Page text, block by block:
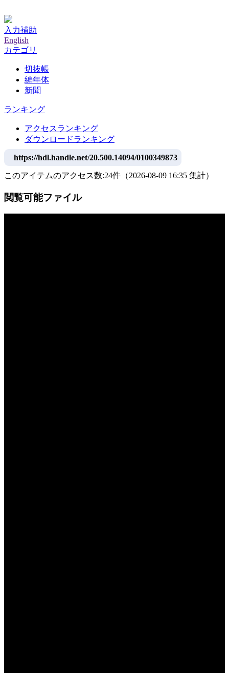
入力補助
English
カテゴリ
切抜帳
編年体
新聞
ランキング
アクセスランキング
ダウンロードランキング
https://hdl.handle.net/20.500.14094/0100349873
このアイテムのアクセス数:24件 （2026-08-09 16:35 集計）
閲覧可能ファイル